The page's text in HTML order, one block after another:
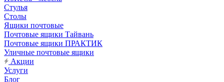
Стулья
Столы
Ящики почтовые
Почтовые ящики Тайвань
Почтовые ящики ПРАКТИК
Уличные почтовые ящики
Акции
Услуги
Блог